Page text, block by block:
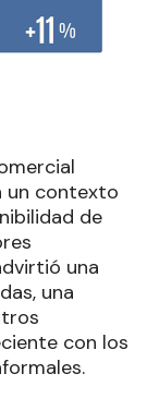
un contexto
de
una
una
con los